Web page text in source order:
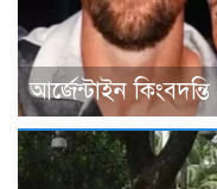
আর্জেন্টাইন